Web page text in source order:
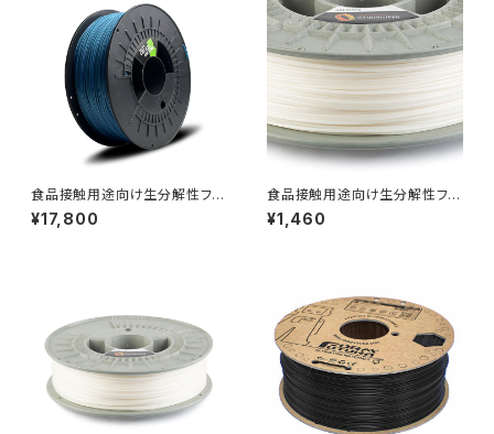
食品接触用途向け生分解性フィ
ラメント『NonOilen』
¥17,800
食品接触用途向け生分解性フィ
ラメント『NonOilen』：お試しサ
ンプル 10M
¥1,460